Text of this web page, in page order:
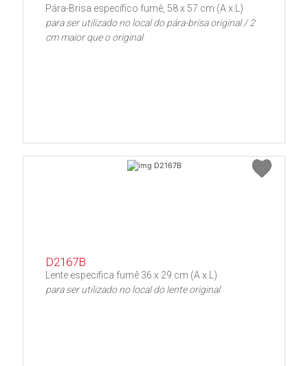
Pára-Brisa específico fumê, 58 x 57 cm (A x L)
para ser utilizado no local do pára-brisa original / 2
cm maior que o original
D2167B
Lente especifica fumê 36 x 29 cm (A x L)
para ser utilizado no local do lente original